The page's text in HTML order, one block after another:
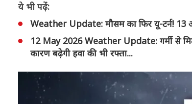
ये भी पढ़ें:
Weather Update: मौसम का फिर यू-टर्न! 13
12 May 2026 Weather Update: गर्मी से
कारण बढ़ेगी हवा की भी रफ्ता...